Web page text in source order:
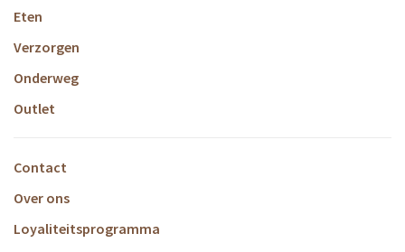
Eten
Verzorgen
Onderweg
Outlet
Contact
Over ons
Loyaliteitsprogramma